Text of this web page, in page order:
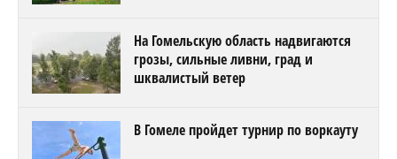
На Гомельскую область надвигаются
грозы, сильные ливни, град и
шквалистый ветер
В Гомеле пройдет турнир по воркауту